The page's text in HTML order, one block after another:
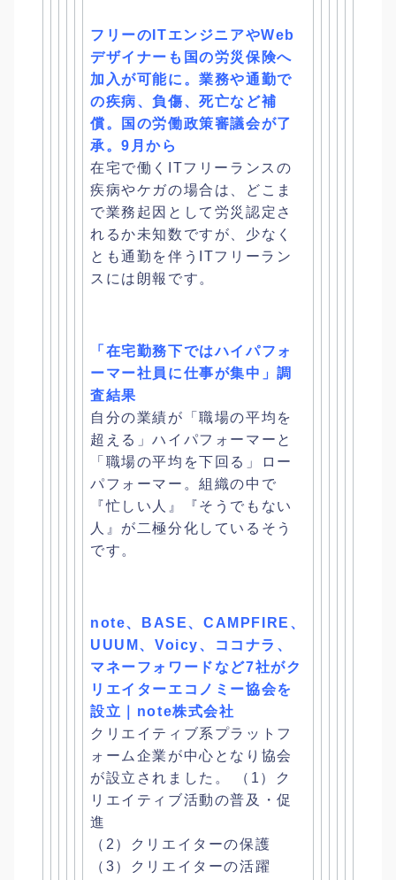
フリーのITエンジニアやWeb
デザイナーも国の労災保険へ
加入が可能に。業務や通勤で
の疾病、負傷、死亡など補
償。
国の労働政策審議会が了
承。9月から
在宅で働くITフリーランスの
疾病やケガの場合は、
どこま
で業務起因として労災認定さ
れるか未知数ですが、 少なく
とも通勤を伴うITフリーラン
スには朗報です。
「在宅勤務下ではハイパフォ
ーマー社員に仕事が集中」調
査結果
自分の業績が「職場の平均を
超える」ハイパフォーマーと
「 職場の平均を下回る」ロー
パフォーマー。組織の中で
『忙しい人』
『そうでもない
人』が二極分化しているそう
です。
note、BASE、CAMPFIRE、
UUUM、Voicy、
ココナラ、
マネーフォワードなど7社がク
リエイターエコノミー協会を
設立｜ note株式会社
クリエイティブ系プラットフ
ォーム企業が中心となり協会
が設立さ れました。 （1）ク
リエイティブ活動の普及・促
進
（2）クリエイターの保護
（3）クリエイターの活躍